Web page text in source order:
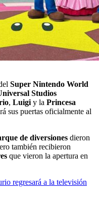
Super Nintendo World
Studios
, Luigi y la Princesa
sus puertas oficialmente al
de diversiones dieron
también recibieron
que vieron la apertura en
regresará a la televisión